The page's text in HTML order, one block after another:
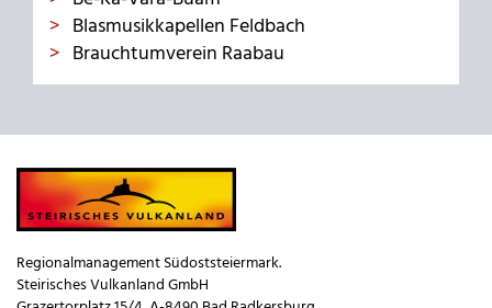
Blasmusikkapellen Feldbach
Brauchtumverein Raabau
Regionalmanagement Südoststeiermark.
Steirisches Vulkanland GmbH